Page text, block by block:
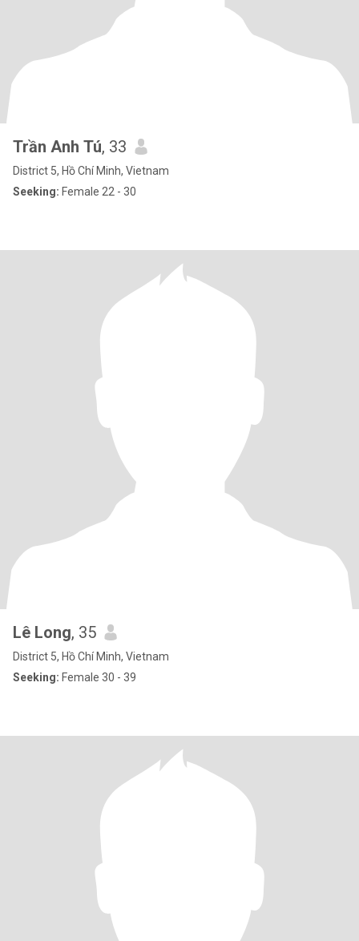
Trần Anh Tú, 33
District 5, Hồ Chí Minh, Vietnam
Seeking: Female 22 - 30
Lê Long, 35
District 5, Hồ Chí Minh, Vietnam
Seeking: Female 30 - 39